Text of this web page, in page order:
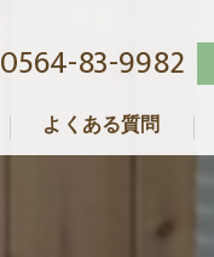
0564-83-9982
よくある質問